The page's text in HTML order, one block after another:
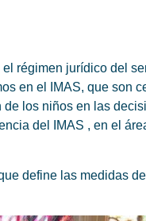
régimen jurídico del
en el IMAS, que son
los niños en las
del IMAS , en el
define las medidas